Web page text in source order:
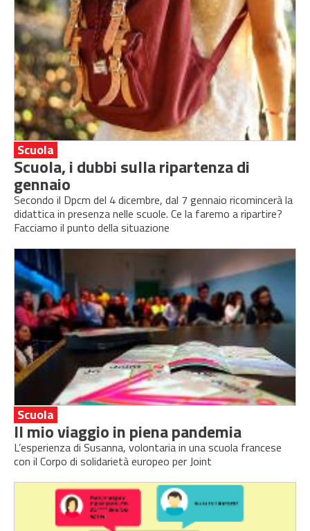
Scuola
Scuola, i dubbi sulla ripartenza di
gennaio
Secondo il Dpcm del 4 dicembre, dal 7 gennaio ricomincerà la
didattica in presenza nelle scuole. Ce la faremo a ripartire?
Facciamo il punto della situazione
Scuola
Il mio viaggio in piena pandemia
L’esperienza di Susanna, volontaria in una scuola francese
con il Corpo di solidarietà europeo per Joint